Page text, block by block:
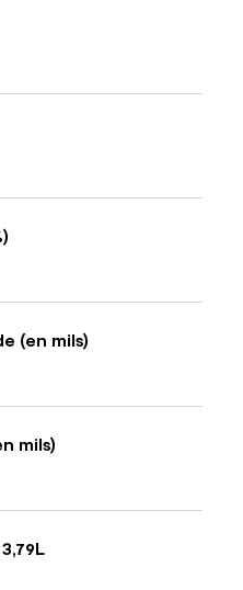
(en mils)
mils)